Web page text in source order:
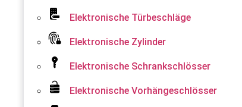
Elektronische Türbeschläge
Elektronische Zylinder
Elektronische Schrankschlösser
Elektronische Vorhängeschlösser